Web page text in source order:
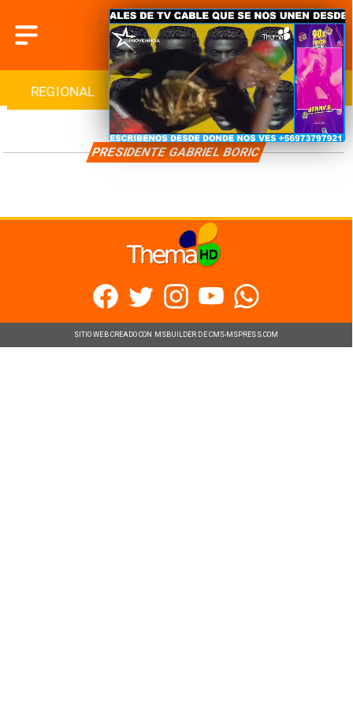
REGIONAL INTERNACIONAL DEPORTES
PRESIDENTE GABRIEL BORIC
SITIO WEB CREADO CON MSBUILDER DE CMS-MSPRESS.COM